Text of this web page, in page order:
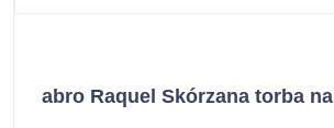
abro Raquel Skórzana torba na